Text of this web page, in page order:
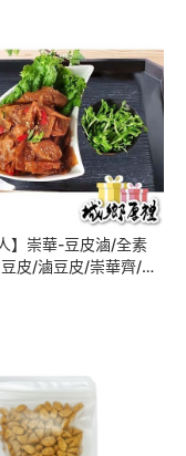
】崇華-豆皮滷/全素
皮/滷豆皮/崇華齊/崇
/素食調味